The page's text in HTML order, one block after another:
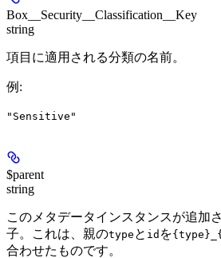
Box__Security__Classification__Key
string
項目に適用される分類の名前。
例 :
"Sensitive"
$parent
string
このメタデータインスタンスが追加
子。これは、親のtype と id を
合わせたものです。